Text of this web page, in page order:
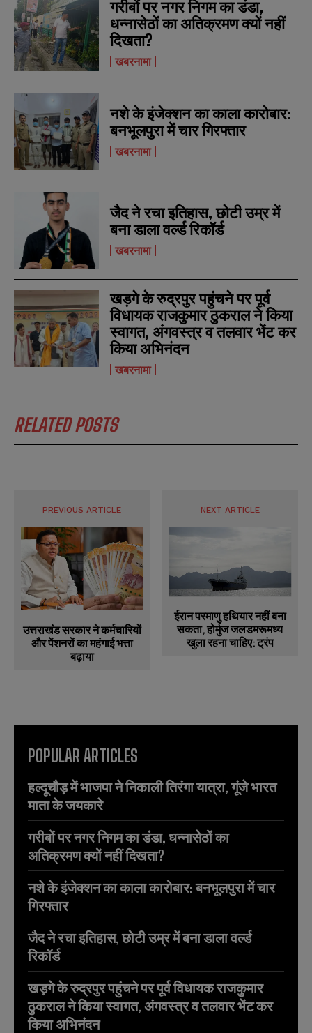
*
m
a
i
l
*
N
u
m
b
r
s
SUBMIT
*
m
a
i
l
*
N
u
m
b
r
s
SUBMIT
गरीबों पर नगर निगम का डंडा,
धन्नासेठों का अतिक्रमण क्यों नहीं
दिखता?
खबरनामा
नशे के इंजेक्शन का काला कारोबार:
बनभूलपुरा में चार गिरफ्तार
खबरनामा
जैद ने रचा इतिहास, छोटी उम्र में
बना डाला वर्ल्ड रिकॉर्ड
खबरनामा
खड़गे के रुद्रपुर पहुंचने पर पूर्व
विधायक राजकुमार ठुकराल ने किया
स्वागत, अंगवस्त्र व तलवार भेंट कर
किया अभिनंदन
खबरनामा
RELATED POSTS
PREVIOUS ARTICLE
उत्तराखंड सरकार ने कर्मचारियों
और पेंशनरों का महंगाई भत्ता
बढ़ाया
NEXT ARTICLE
ईरान परमाणु हथियार नहीं बना
सकता, होर्मुज जलडमरूमध्य
खुला रहना चाहिए: ट्रंप
POPULAR ARTICLES
हल्दूचौड़ में भाजपा ने निकाली तिरंगा यात्रा, गूंजे भारत
माता के जयकारे
गरीबों पर नगर निगम का डंडा, धन्नासेठों का
अतिक्रमण क्यों नहीं दिखता?
नशे के इंजेक्शन का काला कारोबार: बनभूलपुरा में चार
गिरफ्तार
जैद ने रचा इतिहास, छोटी उम्र में बना डाला वर्ल्ड
रिकॉर्ड
खड़गे के रुद्रपुर पहुंचने पर पूर्व विधायक राजकुमार
ठुकराल ने किया स्वागत, अंगवस्त्र व तलवार भेंट कर
किया अभिनंदन